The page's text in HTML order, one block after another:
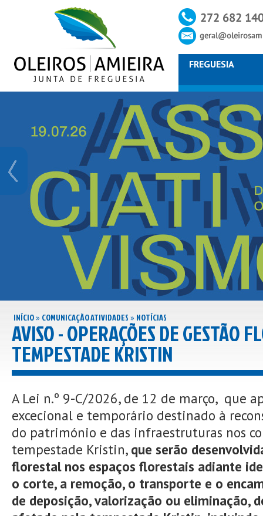
FREGUESIA
INÍCIO» COMUNICAÇÃO ATIVIDADES » NOTÍCIAS
AVISO - OPERAÇÕES DE GESTÃO
TEMPESTADE KRISTIN
A Lei n.º 9-C/2026, de 12 de março, que
excecional e temporário destinado à
do património e das infraestruturas nos
tempestade Kristin, que serão
florestal nos espaços florestais adiante
o corte, a remoção, o transporte e o
de deposição, valorização ou eliminação,